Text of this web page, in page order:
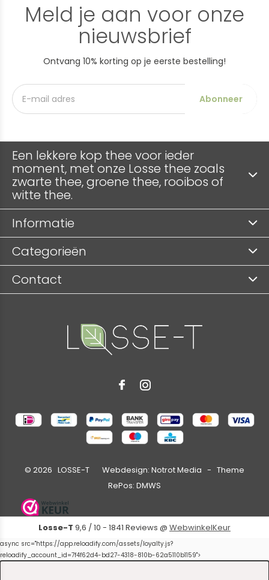
Meld je aan voor onze
nieuwsbrief
Ontvang 10% korting op je eerste bestelling!
Abonneer
Een lekkere kop thee voor ieder
moment, met onze Losse thee zoals
zwarte thee, groene thee, rooibos of
witte thee.
Informatie
Categorieën
Contact
© 2026 LOSSE-T Webdesign: Notrot Media - Theme
RePos: DMWS
Losse-T 9,6 / 10 - 1841 Reviews @ WebwinkelKeur
async src="https://app.reloadify.com/assets/loyalty.js?
reloadify_account_id=7f4f62d4-bd27-4318-810b-62a5110b1159">